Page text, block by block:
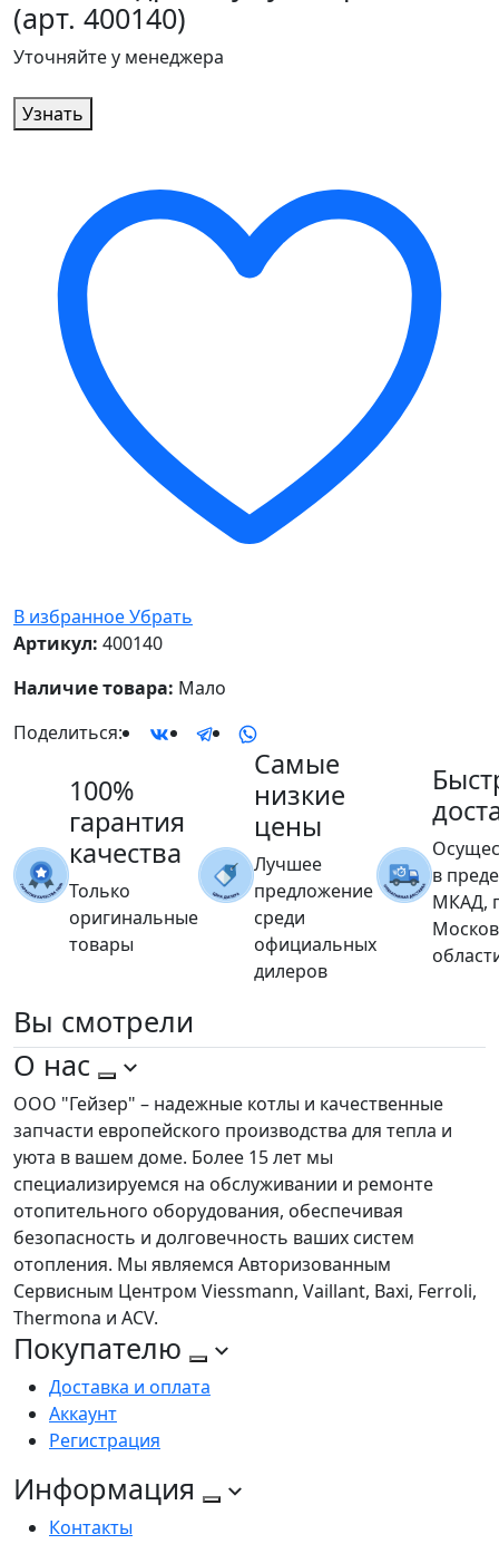
(арт. 400140)
Уточняйте у менеджера
Узнать
В избранноеУбрать
Артикул: 400140
Наличие товара: Мало
Поделиться:
100%
гарантия
качества
Только
оригинальные
товары
Самые
низкие
цены
Лучшее
предложение
среди
официальных
дилеров
в
МКАД,
Вы смотрели
О нас
ООО "Гейзер" – надежные котлы и качественные
запчасти европейского производства для тепла и
уюта в вашем доме. Более 15 лет мы
специализируемся на обслуживании и ремонте
отопительного оборудования, обеспечивая
безопасность и долговечность ваших систем
отопления. Мы являемся Авторизованным
Сервисным Центром Viessmann, Vaillant, Baxi, Ferroli,
Thermona и ACV.
Покупателю
Доставка и оплата
Аккаунт
Регистрация
Информация
Контакты